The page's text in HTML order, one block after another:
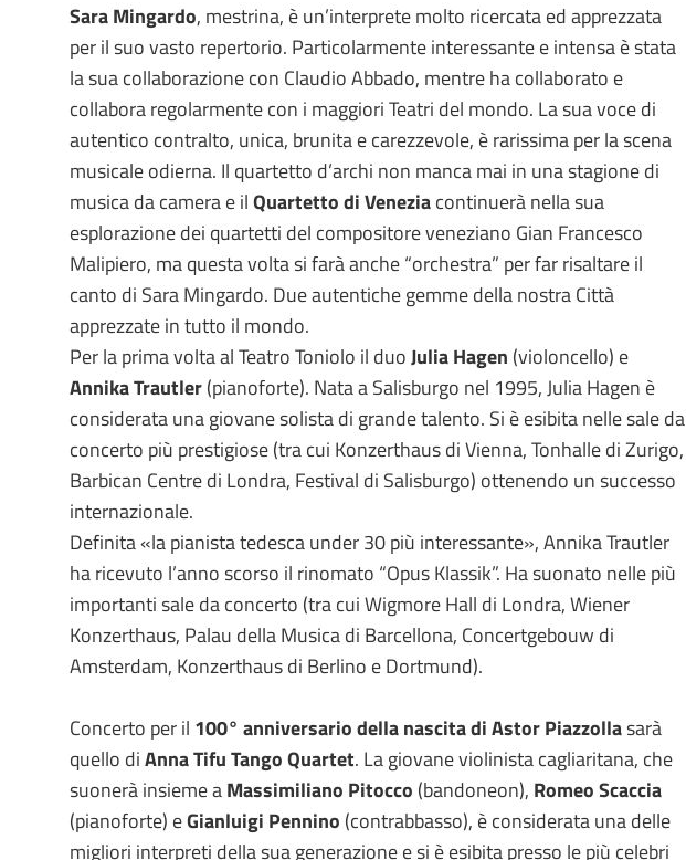
Sara Mingardo, mestrina, è un’interprete molto ricercata ed apprezzata
per il suo vasto repertorio. Particolarmente interessante e intensa è stata
la sua collaborazione con Claudio Abbado, mentre ha collaborato e
collabora regolarmente con i maggiori Teatri del mondo. La sua voce di
autentico contralto, unica, brunita e carezzevole, è rarissima per la scena
musicale odierna. Il quartetto d’archi non manca mai in una stagione di
musica da camera e ilQuartetto di Veneziacontinuerà nella sua
esplorazione dei quartetti del compositore veneziano Gian Francesco
Malipiero, ma questa volta si farà anche “orchestra” per far risaltare il
canto di Sara Mingardo. Due autentiche gemme della nostra Città
apprezzate in tutto il mondo.
Per la prima volta al Teatro Toniolo il duoJulia Hagen (violoncello) e
Annika Trautler(pianoforte). Nata a Salisburgo nel 1995, Julia Hagen è
considerata una giovane solista di grande talento. Si è esibita nelle sale da
concerto più prestigiose (tra cui Konzerthaus di Vienna, Tonhalle di Zurigo,
Barbican Centre di Londra, Festival di Salisburgo) ottenendo un successo
internazionale.
Definita «la pianista tedesca under 30 più interessante», Annika Trautler
ha ricevuto l’anno scorso il rinomato “Opus Klassik”. Ha suonato nelle più
importanti sale da concerto (tra cui Wigmore Hall di Londra, Wiener
Konzerthaus, Palau della Musica di Barcellona, ​​Concertgebouw di
Amsterdam, Konzerthaus di Berlino e Dortmund).
Concerto per il 100° anniversario della nascita di Astor Piazzollasarà
quello diAnna Tifu Tango Quartet. La giovane violinista cagliaritana, che
suonerà insieme aMassimiliano Pitocco (bandoneon), Romeo Scaccia
(pianoforte) eGianluigi Pennino (contrabbasso), è considerata una delle
migliori interpreti della sua generazione e si è esibita presso le più celebri